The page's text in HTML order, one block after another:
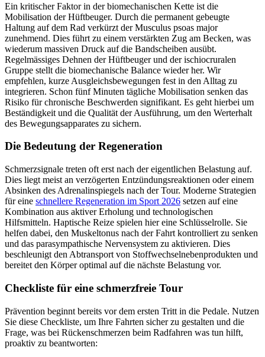
Ein kritischer Faktor in der biomechanischen Kette ist die
Mobilisation der Hüftbeuger. Durch die permanent gebeugte
Haltung auf dem Rad verkürzt der Musculus psoas major
zunehmend. Dies führt zu einem verstärkten Zug am Becken, was
wiederum massiven Druck auf die Bandscheiben ausübt.
Regelmässiges Dehnen der Hüftbeuger und der ischiocruralen
Gruppe stellt die biomechanische Balance wieder her. Wir
empfehlen, kurze Ausgleichsbewegungen fest in den Alltag zu
integrieren. Schon fünf Minuten tägliche Mobilisation senken das
Risiko für chronische Beschwerden signifikant. Es geht hierbei um
Beständigkeit und die Qualität der Ausführung, um den Werterhalt
des Bewegungsapparates zu sichern.
Die Bedeutung der Regeneration
Schmerzsignale treten oft erst nach der eigentlichen Belastung auf.
Dies liegt meist an verzögerten Entzündungsreaktionen oder einem
Absinken des Adrenalinspiegels nach der Tour. Moderne Strategien
für eine schnellere Regeneration im Sport 2026 setzen auf eine
Kombination aus aktiver Erholung und technologischen
Hilfsmitteln. Haptische Reize spielen hier eine Schlüsselrolle. Sie
helfen dabei, den Muskeltonus nach der Fahrt kontrolliert zu senken
und das parasympathische Nervensystem zu aktivieren. Dies
beschleunigt den Abtransport von Stoffwechselnebenprodukten und
bereitet den Körper optimal auf die nächste Belastung vor.
Checkliste für eine schmerzfreie Tour
Prävention beginnt bereits vor dem ersten Tritt in die Pedale. Nutzen
Sie diese Checkliste, um Ihre Fahrten sicher zu gestalten und die
Frage, was bei Rückenschmerzen beim Radfahren was tun hilft,
proaktiv zu beantworten: